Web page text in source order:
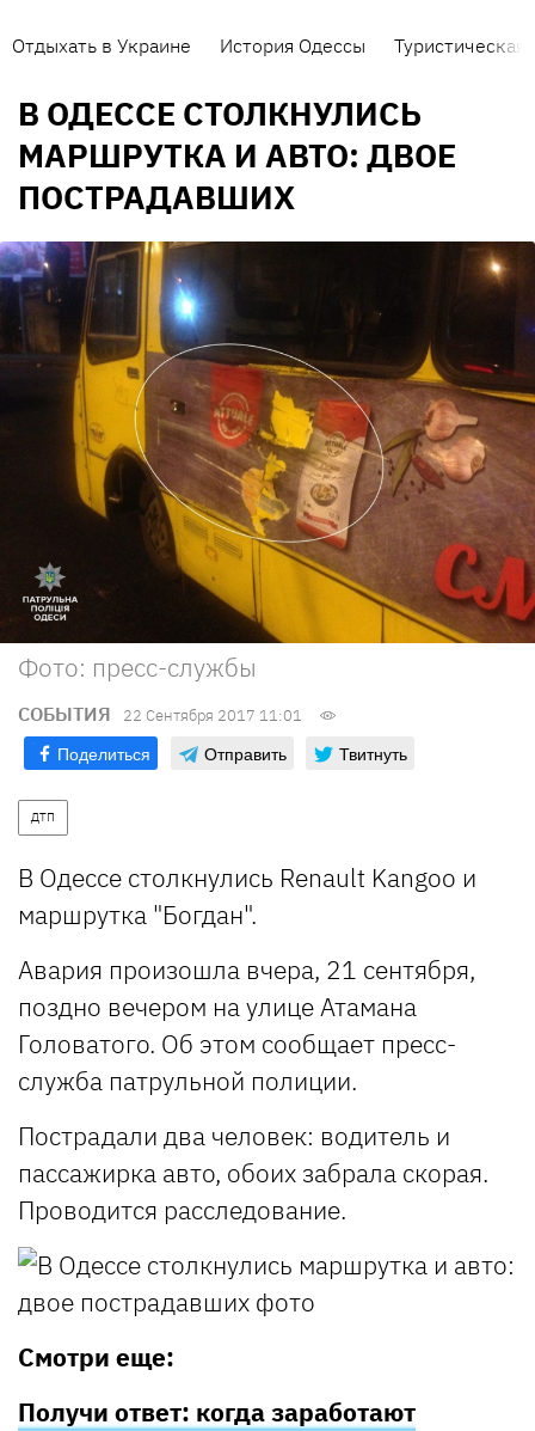
Отдыхать в Украине История Одессы Туристическая
В ОДЕССЕ СТОЛКНУЛИСЬ
МАРШРУТКА И АВТО: ДВОЕ
ПОСТРАДАВШИХ
Фото: пресс-службы
СОБЫТИЯ 22 Сентября 2017 11:01
Поделиться Отправить Твитнуть
ДТП
В Одессе столкнулись Renault Kangoo и
маршрутка "Богдан".
Авария произошла вчера, 21 сентября,
поздно вечером на улице Атамана
Головатого. Об этом сообщает пресс-
служба патрульной полиции.
Пострадали два человек: водитель и
пассажирка авто, обоих забрала скорая.
Проводится расследование.
Смотри еще:
Получи ответ: когда заработают